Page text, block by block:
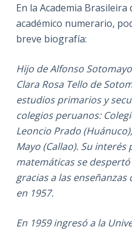
En la Academia Brasileira
académico numerario,
breve biografía:
Hijo de Alfonso
Clara Rosa Tello de
estudios primarios y
colegios peruanos:
Leoncio Prado
Mayo (Callao). Su
matemáticas se
gracias a las
en 1957.
En 1959 ingresó a la